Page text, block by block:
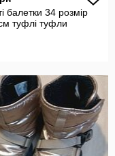
балетки 34 розмір
туфлі туфли